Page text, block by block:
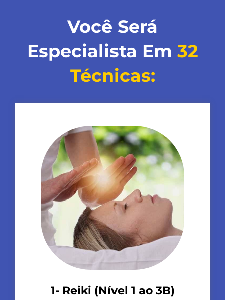
Você Será
Especialista Em 32
Técnicas:
1- Reiki (Nível 1 ao 3B)